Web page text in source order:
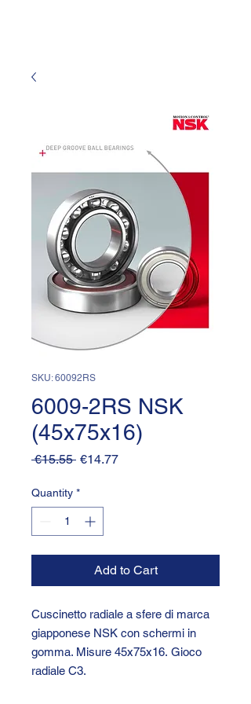
SKU: 60092RS
6009-2RS NSK
(45x75x16)
€15.55 Regular
€14.77Sale
Quantity *
Add to Cart
Cuscinetto radiale a sfere di marca
giapponese NSK con schermi in
gomma. Misure 45x75x16. Gioco
radiale C3.